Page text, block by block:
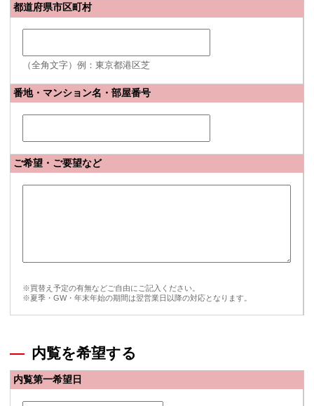
都道府県市区町村
（全角文字）例：東京都港区芝
番地・マンション名・部屋番号
ご希望・ご要望など
※買替え予定の有無などご自由にご記入ください。
※夏季・GW・年末年始の期間は翌営業日以降の対応となります。
内覧を希望する
内覧第一希望日